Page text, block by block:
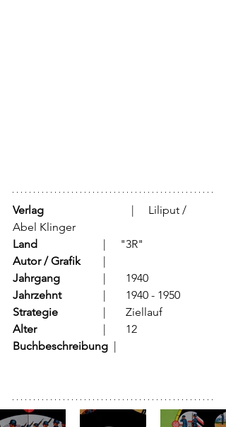
Verlag
Abel Klinger
Land
			  |     "3R"
Autor / Grafik
	  |
Jahrgang
		  |	1940
Jahrzehnt
		  |	1940 - 1950
Strategie
		  |	Ziellauf
Alter
			  |	12
Buchbeschreibung